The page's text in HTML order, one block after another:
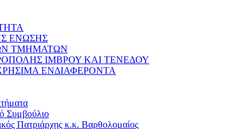
ΕΝΩΣΗΣ
ΤΜΗΜΑΤΩΝ
ΙΜΒΡΟΥ ΚΑΙ ΤΕΝΕΔΟΥ
ΕΝΔΙΑΦΕΡΟΝΤΑ
Συμβούλιο
Πατριάρχης κ.κ. Βαρθολομαίος